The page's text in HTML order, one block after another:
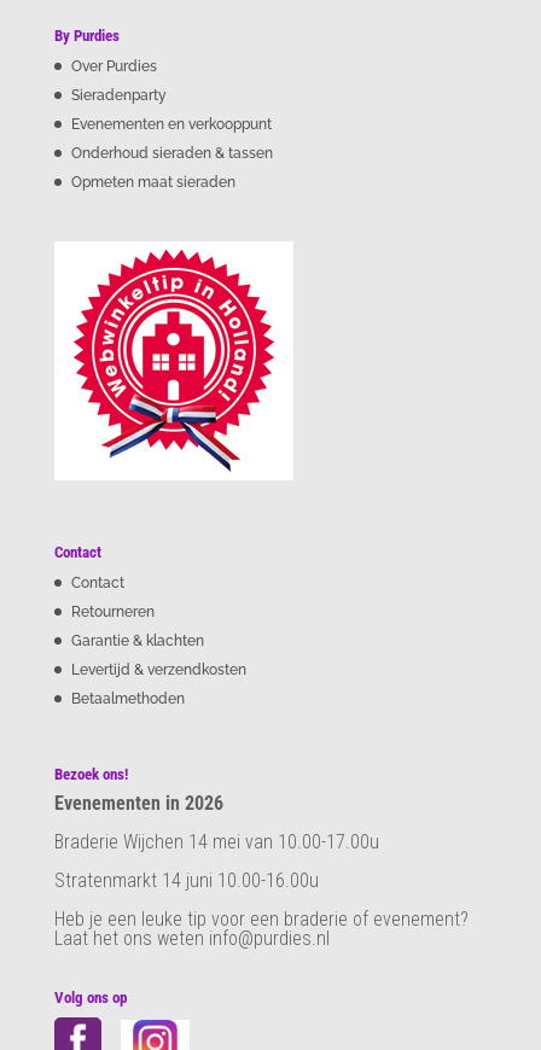
By Purdies
Over Purdies
Sieradenparty
Evenementen en verkooppunt
Onderhoud sieraden & tassen
Opmeten maat sieraden
Contact
Contact
Retourneren
Garantie & klachten
Levertijd & verzendkosten
Betaalmethoden
Bezoek ons!
Evenementen in 2026
Braderie Wijchen 14 mei van 10.00-17.00u
Stratenmarkt 14 juni 10.00-16.00u
Heb je een leuke tip voor een braderie of evenement?
Laat het ons weten info@purdies.nl
Volg ons op